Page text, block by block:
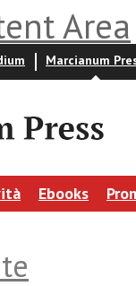
Area
Marcianum
Ebooks